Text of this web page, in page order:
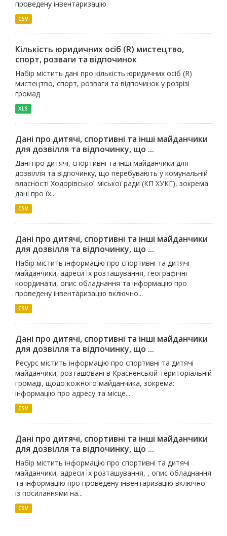
проведену інвентаризацію.
CSV
Кількість юридичних осіб (R) мистецтво,
спорт, розваги та відпочинок
Набір містить дані про кількість юридичних осіб (R)
мистецтво, спорт, розваги та відпочинок у розрізі
громад
XLS
Дані про дитячі, спортивні та інші майданчики
для дозвілля та відпочинку, що ...
Дані про дитячі, спортивні та інші майданчики для
дозвілля та відпочинку, що перебувають у комунальній
власності Ходорівської міської ради (КП ХУКГ), зокрема
дані про їх...
CSV
Дані про дитячі, спортивні та інші майданчики
для дозвілля та відпочинку, що ...
Набір містить інформацію про спортивні та дитячі
майданчики, адреси їх розташування, географічні
координати, опис обладнання та інформацію про
проведену інвентаризацію включно...
CSV
Дані про дитячі, спортивні та інші майданчики
для дозвілля та відпочинку, що ...
Ресурс містить інформацію про спортивні та дитячі
майданчики, розташовані в Красненській територіальній
громаді, щодо кожного майданчика, зокрема:
інформацію про адресу та місце...
CSV
Дані про дитячі, спортивні та інші майданчики
для дозвілля та відпочинку, що ...
Набір містить інформацію про спортивні та дитячі
майданчики, адреси їх розташування, , опис обладнання
та інформацію про проведену інвентаризацію включно
із посиланнями на...
CSV